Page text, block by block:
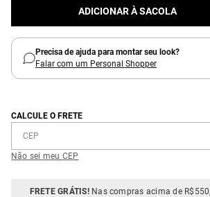
ADICIONAR À SACOLA
Precisa de ajuda para montar seu look?
Falar com um Personal Shopper
CALCULE O FRETE
Não sei meu CEP
FRETE GRÁTIS!Nas compras acima de